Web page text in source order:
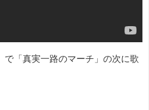
で「真実一路のマーチ」の次に歌